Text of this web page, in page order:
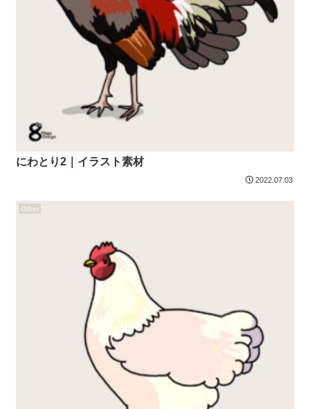
にわとり2｜イラスト素材
2022.07.03
Other